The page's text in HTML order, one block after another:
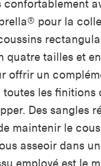
confortablement
® pour la
quatre tailles et
offrir un
toutes les finitions
Des sangles
maintenir le
asseoir dans
employé est le